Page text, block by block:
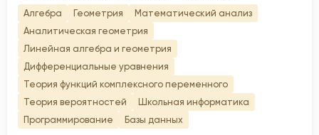
Алгебра Геометрия
Математический анализ
Аналитическая геометрия
Линейная алгебра и геометрия
Дифференциальные уравнения
Теория функций комплексного переменного
Теория вероятностей
Школьная информатика
Программирование
Базы данных